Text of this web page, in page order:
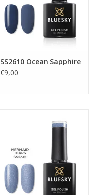
SS2610 Ocean Sapphire
€9,00